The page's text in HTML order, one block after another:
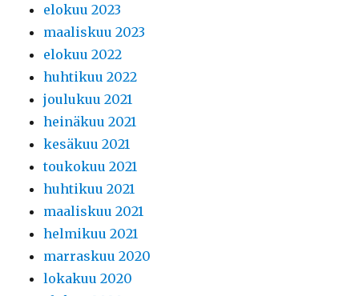
elokuu 2023
maaliskuu 2023
elokuu 2022
huhtikuu 2022
joulukuu 2021
heinäkuu 2021
kesäkuu 2021
toukokuu 2021
huhtikuu 2021
maaliskuu 2021
helmikuu 2021
marraskuu 2020
lokakuu 2020